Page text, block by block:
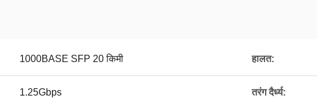
1000BASE SFP 20 किमी हालत:
1.25Gbps तरंग दैर्ध्य: